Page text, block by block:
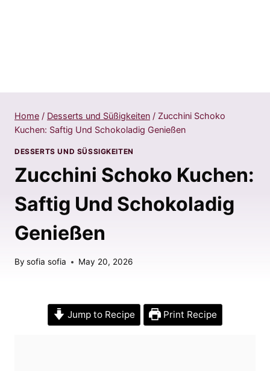
Home / Desserts und Süßigkeiten / Zucchini Schoko
Kuchen: Saftig Und Schokoladig Genießen
DESSERTS UND SÜSSIGKEITEN
Zucchini Schoko Kuchen:
Saftig Und Schokoladig
Genießen
By sofia sofia May 20, 2026
Jump to Recipe Print Recipe